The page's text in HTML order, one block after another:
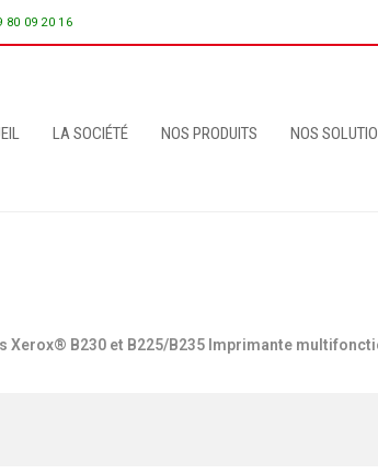
80 09 20 16
LA SOCIÉTÉ NOS PRODUITS NOS
B230 et B225/B235 Imprimante